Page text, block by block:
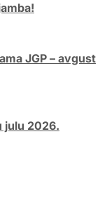
JGP – avgust
julu 2026.